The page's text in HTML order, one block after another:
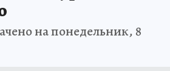
на понедельник, 8